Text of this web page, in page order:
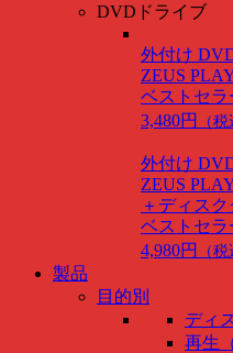
DVDドライブ
外付け
ZEUS
ベストセラ
3,480円
（
外付け
ZEUS
＋ディス
ベストセラ
4,980円
（
製品
目的別
ディ
再生